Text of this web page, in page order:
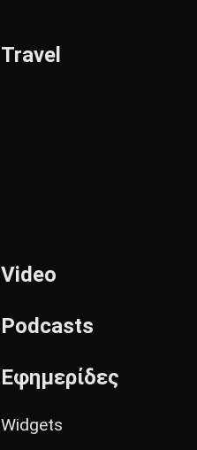
Travel
Video
Podcasts
Εφημερίδες
Widgets